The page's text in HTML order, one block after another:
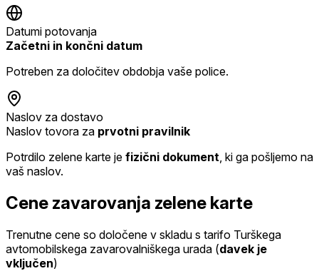
Datumi potovanja
Začetni in končni datum
Potreben za določitev obdobja vaše police.
Naslov za dostavo
Naslov tovora za prvotni pravilnik
Potrdilo zelene karte je fizični dokument , ki ga pošljemo na
vaš naslov.
Cene zavarovanja zelene karte
Trenutne cene so določene v skladu s tarifo Turškega
avtomobilskega zavarovalniškega urada (davek je
vključen)